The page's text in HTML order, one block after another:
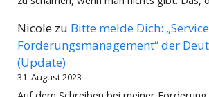
Nicole zu Bitte melde Dich:
Forderungsmanagement“ der
(Update)
31. August 2023